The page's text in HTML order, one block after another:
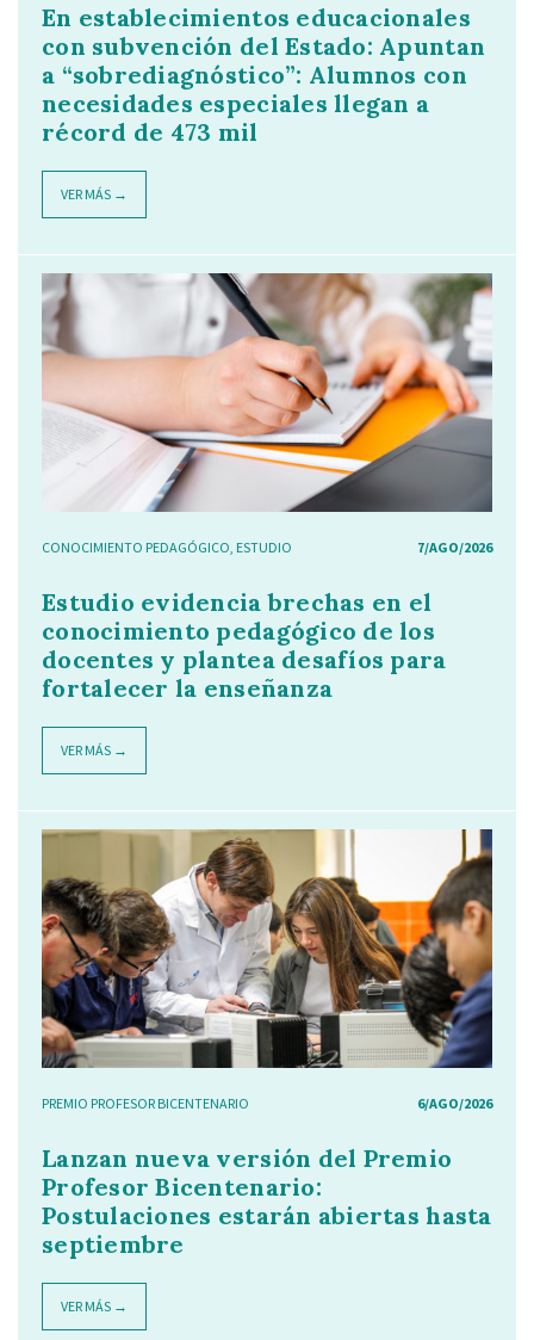
En establecimientos educacionales
con subvención del Estado: Apuntan
a “sobrediagnóstico”: Alumnos con
necesidades especiales llegan a
récord de 473 mil
VER MÁS →
CONOCIMIENTO PEDAGÓGICO ESTUDIO 7/AGO/2026
Estudio evidencia brechas en el
conocimiento pedagógico de los
docentes y plantea desafíos para
fortalecer la enseñanza
VER MÁS →
PREMIO PROFESOR BICENTENARIO 6/AGO/2026
Lanzan nueva versión del Premio
Profesor Bicentenario:
Postulaciones estarán abiertas hasta
septiembre
VER MÁS →